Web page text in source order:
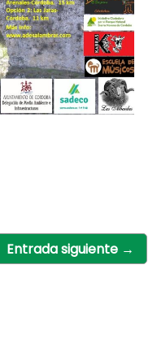
Entrada siguiente →